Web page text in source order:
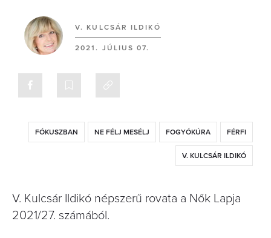
V. KULCSÁR ILDIKÓ
2021. JÚLIUS 07.
FÓKUSZBAN NE FÉLJ MESÉLJ FOGYÓKÚRA FÉRFI
V. KULCSÁR ILDIKÓ
V. Kulcsár Ildikó népszerű rovata a Nők Lapja
2021/27. számából.